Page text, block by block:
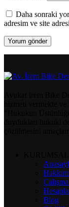
Daha sonraki
adresim ve site
Blog